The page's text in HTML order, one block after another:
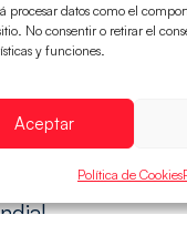
procesar datos como el
No consentir o retirar el
y funciones.
Aceptar
Política de Cookies
buscan ante